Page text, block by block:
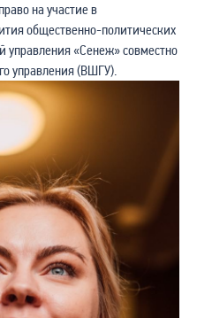
на участие в
общественно-политических
управления «Сенеж» совместно
управления (ВШГУ).